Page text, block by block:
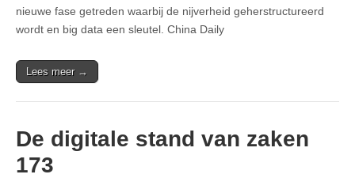
nieuwe fase getreden waarbij de nijverheid geherstructureerd
wordt en big data een sleutel. China Daily
Lees meer →
De digitale stand van zaken
173